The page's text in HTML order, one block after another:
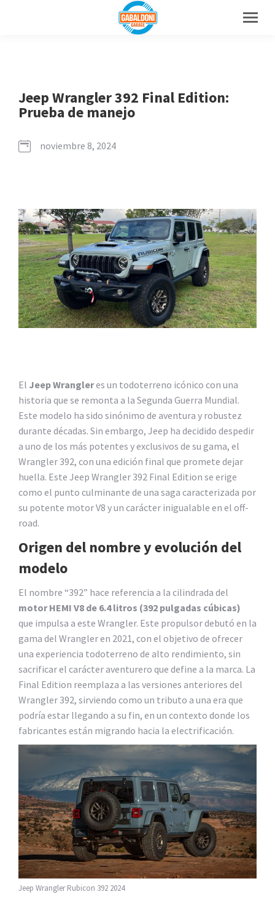
Jeep Wrangler 392 Final Edition:
Prueba de manejo
noviembre 8, 2024
El Jeep Wrangleres un todoterreno icónico con una
historia que se remonta a la Segunda Guerra Mundial.
Este modelo ha sido sinónimo de aventura y robustez
durante décadas. Sin embargo, Jeep ha decidido despedir
a uno de los más potentes y exclusivos de su gama, el
Wrangler 392, con una edición final que promete dejar
huella. Este Jeep Wrangler 392 Final Edition se erige
como el punto culminante de una saga caracterizada por
su potente motor V8 y un carácter inigualable en el off-
road.
Origen del nombre y evolución del
modelo
El nombre “392” hace referencia a la cilindrada del
motor HEMI V8 de 6.4 litros (392 pulgadas cúbicas)
que impulsa a este Wrangler. Este propulsor debutó en la
gama del Wrangler en 2021, con el objetivo de ofrecer
una experiencia todoterreno de alto rendimiento, sin
sacrificar el carácter aventurero que define a la marca. La
Final Edition reemplaza a las versiones anteriores del
Wrangler 392, sirviendo como un tributo a una era que
podría estar llegando a su fin, en un contexto donde los
fabricantes están migrando hacia la electrificación.
Jeep Wrangler Rubicon 392 2024